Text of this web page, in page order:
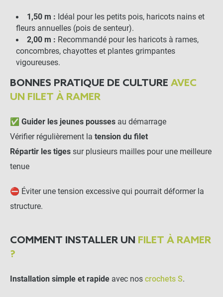
ramer x1000
63,90 € - +
Sardine Simple (40cm)
0,99 € -
Ficelle en jute verte - 75 ou
- +
1,50 m : Idéal pour les petits pois, haricots nains et
fleurs annuelles (pois de senteur).
2,00 m : Recommandé pour les haricots à rames,
concombres, chayottes et plantes grimpantes
vigoureuses.
BONNES PRATIQUE DE CULTURE AVEC
UN FILET À RAMER
✅ Guider les jeunes pousses au démarrage
Vérifier régulièrement la tension du filet
Répartir les tiges sur plusieurs mailles pour une meilleure
tenue
⛔ Éviter une tension excessive qui pourrait déformer la
structure.
COMMENT INSTALLER UN FILET À RAMER
?
Installation simple et rapide avec nos crochets S.